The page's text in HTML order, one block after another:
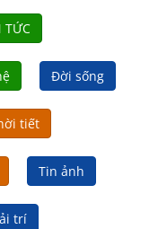
TỨC
Đời sống
tiết
Tin ảnh
trí